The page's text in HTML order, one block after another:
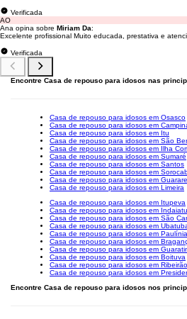
Verificada
AO
Ana opina sobre Miriam Da:
Excelente profissional Muito educada, prestativa e
Verificada
Encontre Casa de repouso para idosos nas
Casa de repouso para idosos em Osasco
Casa de repouso para idosos em
Casa de repouso para idosos em Itu
Casa de repouso para idosos em São
Casa de repouso para idosos em Ilha
Casa de repouso para idosos em Sumaré
Casa de repouso para idosos em Santos
Casa de repouso para idosos em
Casa de repouso para idosos em
Casa de repouso para idosos em Limeira
Casa de repouso para idosos em Itupeva
Casa de repouso para idosos em
Casa de repouso para idosos em São
Casa de repouso para idosos em
Casa de repouso para idosos em Paulínia
Casa de repouso para idosos em
Casa de repouso para idosos em
Casa de repouso para idosos em Boituva
Casa de repouso para idosos em
Casa de repouso para idosos em
Encontre Casa de repouso para idosos nos